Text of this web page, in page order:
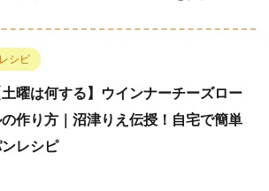
レシピ
土曜は何する】ウインナーチーズロー
作り方｜沼津りえ伝授！自宅で簡単
レシピ